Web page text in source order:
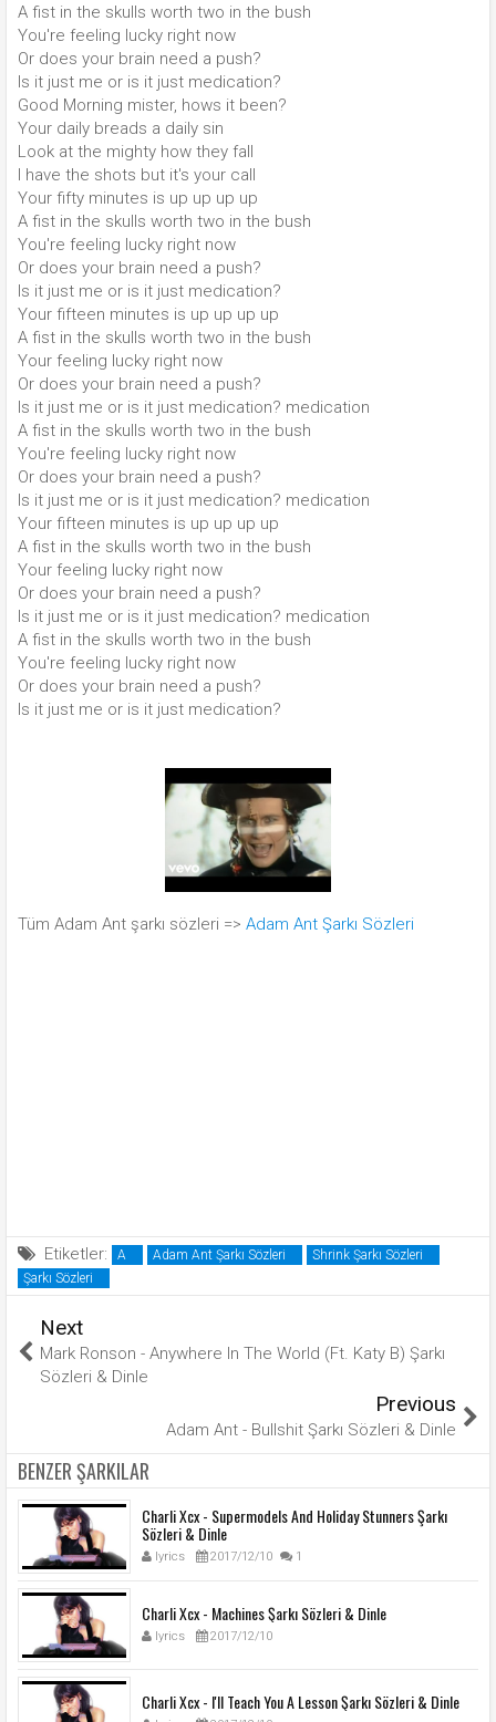
A fist in the skulls worth two in the bush
You're feeling lucky right now
Or does your brain need a push?
Is it just me or is it just medication?
Good Morning mister, hows it been?
Your daily breads a daily sin
Look at the mighty how they fall
I have the shots but it's your call
Your fifty minutes is up up up up
A fist in the skulls worth two in the bush
You're feeling lucky right now
Or does your brain need a push?
Is it just me or is it just medication?
Your fifteen minutes is up up up up
A fist in the skulls worth two in the bush
Your feeling lucky right now
Or does your brain need a push?
Is it just me or is it just medication? medication
A fist in the skulls worth two in the bush
You're feeling lucky right now
Or does your brain need a push?
Is it just me or is it just medication? medication
Your fifteen minutes is up up up up
A fist in the skulls worth two in the bush
Your feeling lucky right now
Or does your brain need a push?
Is it just me or is it just medication? medication
A fist in the skulls worth two in the bush
You're feeling lucky right now
Or does your brain need a push?
Is it just me or is it just medication?
Tüm Adam Ant şarkı sözleri => Adam Ant Şarkı Sözleri
Etiketler: A Adam Ant Şarkı Sözleri
Shrink Şarkı Sözleri
Şarkı Sözleri
Next
Mark Ronson - Anywhere In The World (Ft. Katy B) Şarkı
Sözleri & Dinle
Previous
Adam Ant - Bullshit Şarkı Sözleri & Dinle
BENZER ŞARKILAR
Charli Xcx - Supermodels And Holiday Stunners Şarkı
Sözleri & Dinle
lyrics 2017/12/10 1
Charli Xcx - Machines Şarkı Sözleri & Dinle
lyrics 2017/12/10
Charli Xcx - I'll Teach You A Lesson Şarkı Sözleri & Dinle